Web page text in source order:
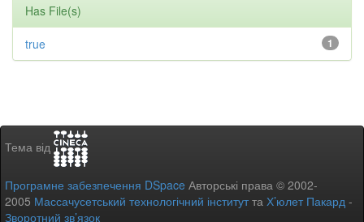
Has File(s)
1
true
Тема від
Програмне забезпечення DSpace Авторські права © 2002-
2005 Массачусетський технологічний інститутта Х’юлет Пакард -
Зворотний зв’язок